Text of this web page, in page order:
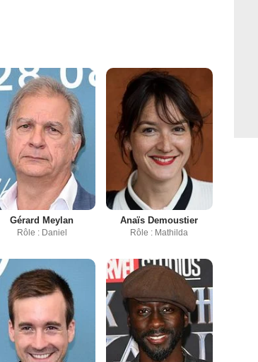
Gérard Meylan
Rôle : Daniel
Anaïs Demoustier
Rôle : Mathilda